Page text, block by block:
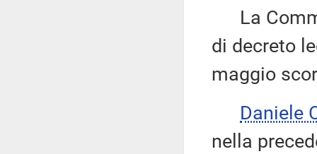
La
di decreto
maggio
Daniele
nella